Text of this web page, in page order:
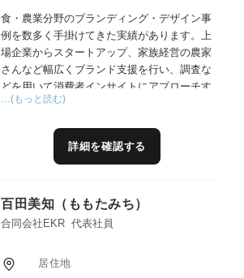
食・農業分野のブランディング・デザイン事
例を数多く手掛けてきた実績があります。上
場企業からスタートアップ、家族経営の農家
さんなど幅広くブランド支援を行い、調査な
どを用いて消費者インサイトにアプローチす
る手法で、効果的なブランド戦略作成に貢献
No.1を獲得したり、20倍の売上を記録する
など、結果を重視した施策を立案します。
まえた助言が可能です。
主な受賞歴：グッドデザイン賞、日本パッケ
…(もっと読む)
詳細を確認する
百田美知（ももたみち）
合同会社EKR 代表社員
居住地